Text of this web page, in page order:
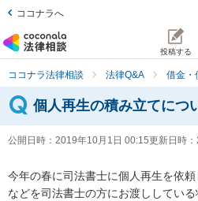
ココナラへ
投稿する
ココナラ法律相談 法律Q&A 借金・
個人再生の積み立てにつ
公開日時： 2019年10月1日 00:15更新日時：
今年の春に司法書士に個人再生を依
などを司法書士の方にお渡ししている